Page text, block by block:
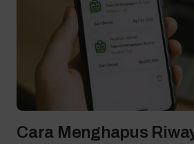
Cara Menghapus